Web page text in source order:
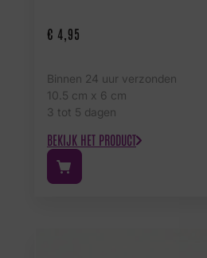
€ 4,95
Binnen 24 uur verzonden
10.5 cm x 6 cm
3 tot 5 dagen
BEKIJK HET PRODUCT